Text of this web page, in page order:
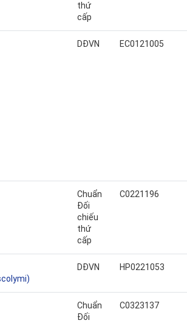
thứ
cấp
DĐVN EC0121005
Chuẩn
Đối
chiếu
thứ
cấp
C0221196
DĐVN HP0221053
Chuẩn
Đối
C0323137